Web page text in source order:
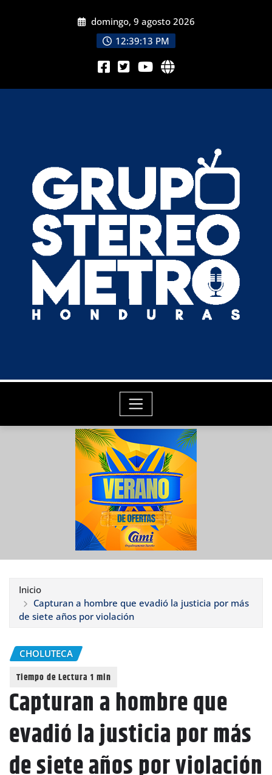
domingo, 9 agosto 2026
12:39:15 PM
Inicio
Capturan a hombre que evadió la justicia por más
de siete años por violación
CHOLUTECA
Capturan a hombre que
evadió la justicia por más
de siete años por violación